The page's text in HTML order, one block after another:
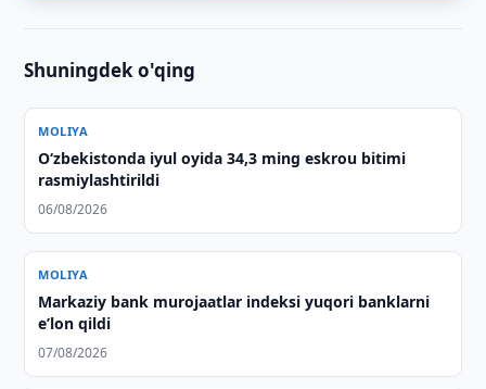
Shuningdek o'qing
MOLIYA
O‘zbekistonda iyul oyida 34,3 ming eskrou bitimi
rasmiylashtirildi
06/08/2026
MOLIYA
Markaziy bank murojaatlar indeksi yuqori banklarni
eʼlon qildi
07/08/2026